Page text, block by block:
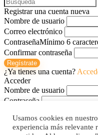
Usamos cookies en
experiencia más relevante
Registrar una cuenta nueva
Nombre de usuario
Correo electrónico
ContraseñaMínimo 6
Confirmar contraseña
Regístrate
¿Ya tienes una cuenta?
Acceder
Nombre de usuario
Contraseña
Acceder
¿No tienes una cuenta?